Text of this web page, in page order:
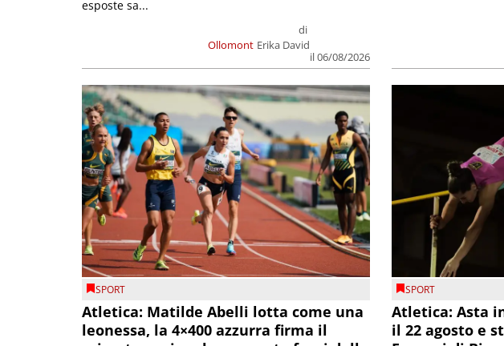
Ollomont
di
Erika David
il 06/08/2026
esposte sa...
SPORT
Atletica: Matilde Abelli lotta come una
leonessa, la 4×400 azzurra firma il
SPORT
Atletica: Asta
il 22 agosto e